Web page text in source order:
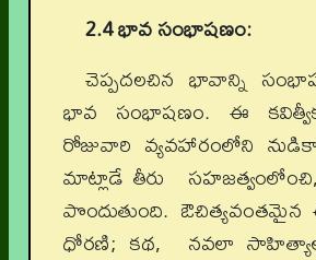
2.4 భావ సంభాషణం:
చెప్పదలచిన భావాన్ని
భావ సంభాషణం. ఈ
రోజువారి వ్యవహారంలోని
మాట్లాడే తీరు
పొందుతుంది.
ధోరణి; కథ, నవలా